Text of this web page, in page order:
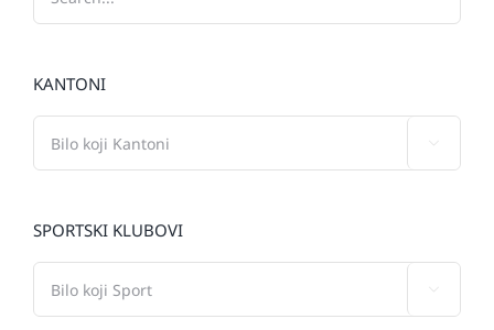
KANTONI
SPORTSKI KLUBOVI